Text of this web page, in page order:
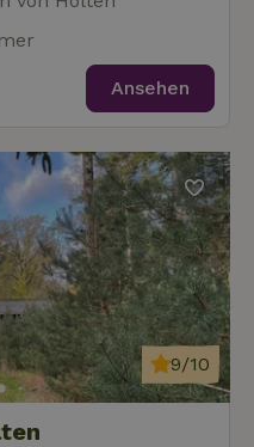
Ansehen
9/10